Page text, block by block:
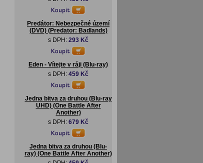
Predátor: Nebezpečné území
(DVD) (Predator: Badlands)
s DPH: 293 Kč
Eden - Vítejte v ráji (Blu-ray)
s DPH: 459 Kč
Jedna bitva za druhou (Blu-ray
UHD) (One Battle After
Another)
s DPH: 679 Kč
Jedna bitva za druhou (Blu-
ray) (One Battle After Another)